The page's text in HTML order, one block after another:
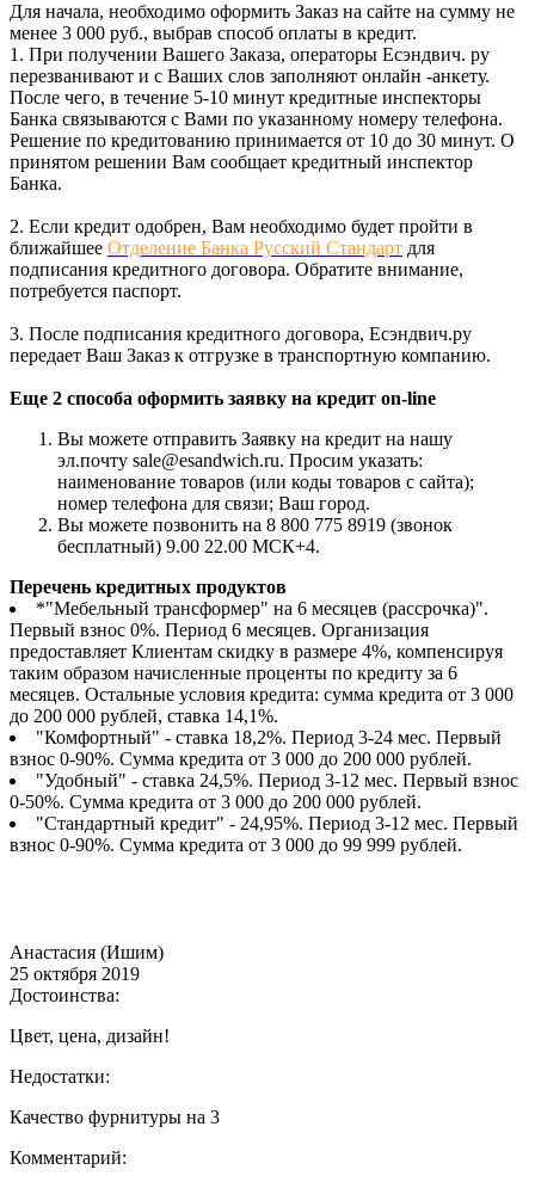
Для начала, необходимо оформить Заказ на сайте на сумму не
менее 3 000 руб., выбрав способ оплаты в кредит.
1. При получении Вашего Заказа, операторы Есэндвич. ру
перезванивают и с Ваших слов заполняют онлайн -анкету.
После чего, в течение 5-10 минут кредитные инспекторы
Банка связываются с Вами по указанному номеру телефона.
Решение по кредитованию принимается от 10 до 30 минут. О
принятом решении Вам сообщает кредитный инспектор
Банка.
2. Если кредит одобрен, Вам необходимо будет пройти в
ближайшее Отделение Банка Русский Стандарт для
подписания кредитного договора. Обратите внимание,
потребуется паспорт.
3. После подписания кредитного договора, Есэндвич.ру
передает Ваш Заказ к отгрузке в транспортную компанию.
Еще 2 способа оформить заявку на кредит on-line
Вы можете отправить Заявку на кредит на нашу
эл.почту sale@esandwich.ru. Просим указать:
наименование товаров (или коды товаров с сайта);
номер телефона для связи; Ваш город.
Вы можете позвонить на 8 800 775 8919 (звонок
бесплатный) 9.00 22.00 МСК+4.
Перечень кредитных продуктов
*"Мебельный трансформер" на 6 месяцев (рассрочка)".
Первый взнос 0%. Период 6 месяцев. Организация
предоставляет Клиентам скидку в размере 4%, компенсируя
таким образом начисленные проценты по кредиту за 6
месяцев. Остальные условия кредита: сумма кредита от 3 000
до 200 000 рублей, ставка 14,1%.
"Комфортный" - ставка 18,2%. Период 3-24 мес. Первый
взнос 0-90%. Сумма кредита от 3 000 до 200 000 рублей.
"Удобный" - ставка 24,5%. Период 3-12 мес. Первый взнос
0-50%. Сумма кредита от 3 000 до 200 000 рублей.
"Стандартный кредит" - 24,95%. Период 3-12 мес. Первый
взнос 0-90%. Сумма кредита от 3 000 до 99 999 рублей.
Анастасия (Ишим)
25 октября 2019
Достоинства:
Цвет, цена, дизайн!
Недостатки:
Качество фурнитуры на 3
Комментарий: